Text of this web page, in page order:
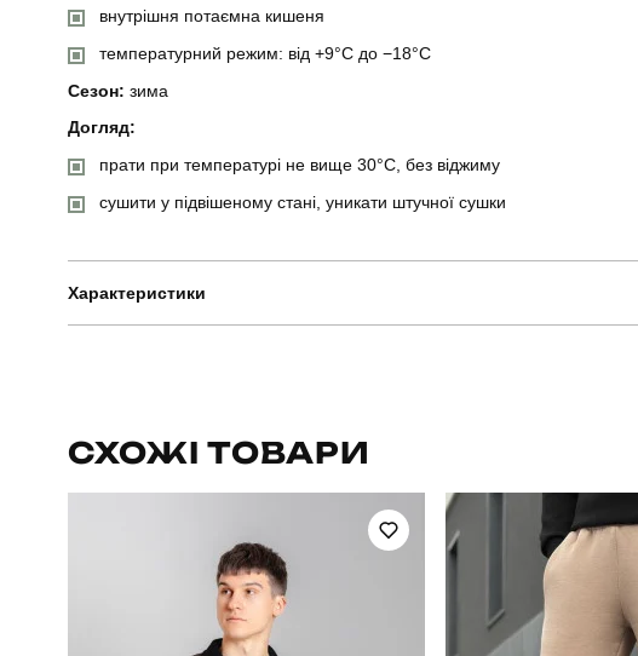
внутрішня потаємна кишеня
температурний режим: від +9°C до −18°C
Сезон: зима
Догляд:
прати при температурі не вище 30°C, без віджиму
сушити у підвішеному стані, уникати штучної сушки
Характеристики
Призначення
СХОЖІ ТОВАРИ